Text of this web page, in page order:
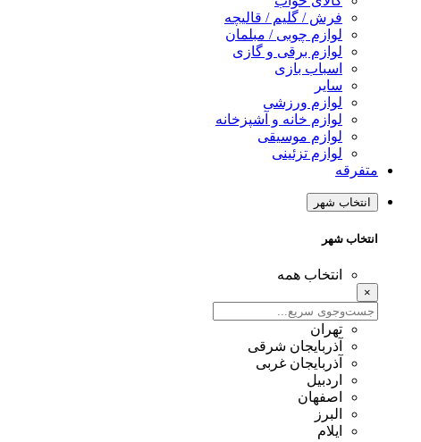
فرش / گلیم / قالیچه
لوازم چوبی / مبلمان
لوازم برقی و گازی
اسباب بازی
سایر
لوازم ورزشی
لوازم خانه و آشپزخانه
لوازم موسیقی
لوازم تزئینی
متفرقه
انتخاب شهر
انتخاب شهر
انتخاب همه
×
تهران
آذربایجان شرقی
آذربایجان غربی
اردبیل
اصفهان
البرز
ایلام